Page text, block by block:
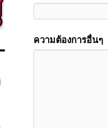
ความต้องการอื่นๆ